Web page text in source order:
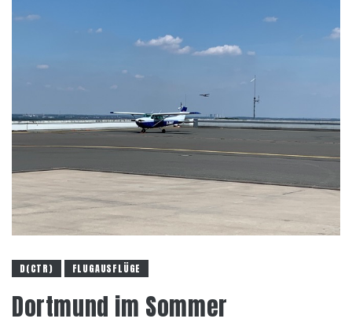
D(CTR) FLUGAUSFLÜGE
Dortmund im Sommer